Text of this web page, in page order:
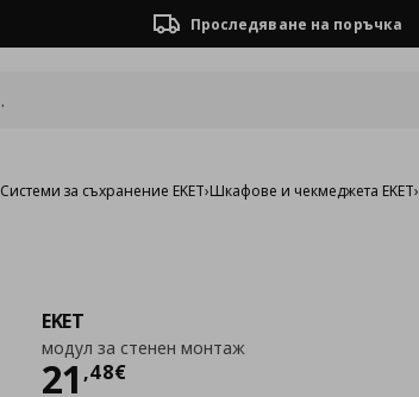
Проследяване на поръчка
Системи за съхранение EKET›Шкафове и чекмеджета EKET›
EKET
модул за стенен монтаж
21 ,48€
Цена